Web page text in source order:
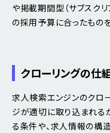
や掲載期間型（サブスク
の採用予算に合ったもの
クローリングの仕
求人検索エンジンのクロ
ジが適切に取り込まれる
る条件や、求人情報の構